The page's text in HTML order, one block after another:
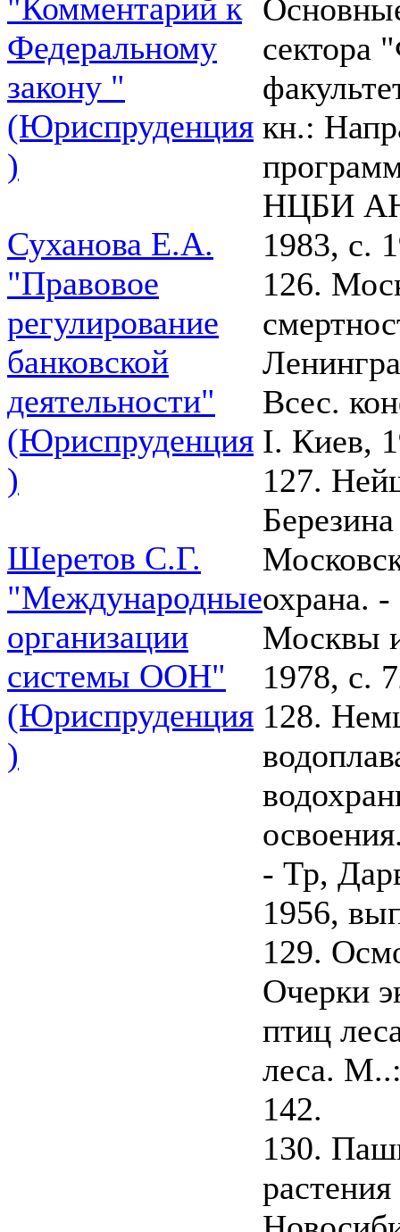
"Комментарий к
Федеральному
закону "
(Юриспруденция
)
Суханова Е.А.
"Правовое
регулирование
банковской
деятельности"
(Юриспруденция
)
Шеретов С.Г.
"Международные
организации
системы ООН"
(Юриспруденция
)
сектора
кн.:
НЦБИ
1983, с.
126.
Всес.
I. Киев,
127.
охрана.
Москвы
1978, с.
128.
- Тр,
1956,
129.
Очерки
птиц
леса.
142.
130.